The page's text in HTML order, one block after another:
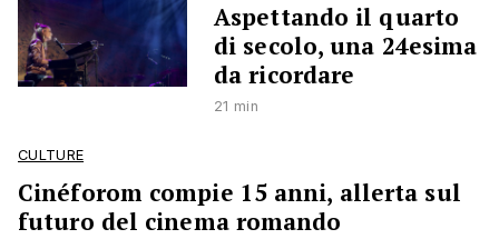
Aspettando il quarto
di secolo, una 24esima
da ricordare
21 min
CULTURE
Cinéforom compie 15 anni, allerta sul
futuro del cinema romando